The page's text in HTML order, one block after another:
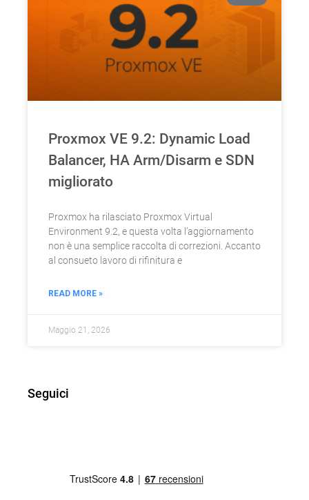
Proxmox VE 9.2: Dynamic Load
Balancer, HA Arm/Disarm e SDN
migliorato
Proxmox ha rilasciato Proxmox Virtual
Environment 9.2, e questa volta l’aggiornamento
non è una semplice raccolta di correzioni. Accanto
al consueto lavoro di rifinitura e
READ MORE »
Maggio 21, 2026
Seguici